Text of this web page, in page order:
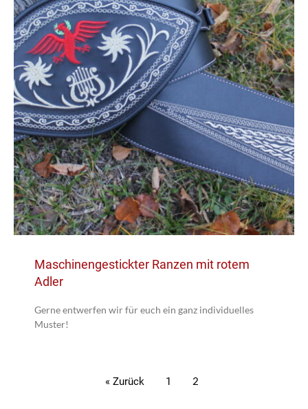
Maschinengestickter Ranzen mit rotem
Adler
Gerne entwerfen wir für euch ein ganz individuelles
Muster!
« Zurück 1 2